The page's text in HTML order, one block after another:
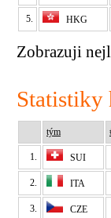
5. HKG
Zobrazuji
Statistiky
tým
1. SUI
2. ITA
3. CZE